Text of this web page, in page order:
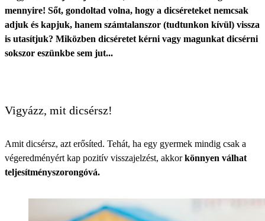
mennyire! Sőt, gondoltad volna, hogy a dicséreteket nemcsak
adjuk és kapjuk, hanem számtalanszor (tudtunkon kívül) vissza
is utasítjuk? Miközben dicséretet kérni vagy magunkat dicsérni
sokszor eszünkbe sem jut...
Vigyázz, mit dicsérsz!
Amit dicsérsz, azt erősíted. Tehát, ha egy gyermek mindig csak a
végeredményért kap pozitív visszajelzést, akkorkönnyen válhat
teljesítményszorongóvá.